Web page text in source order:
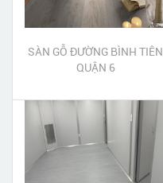
SÀN GỖ ĐƯỜNG BÌNH TIÊN
QUẬN 6